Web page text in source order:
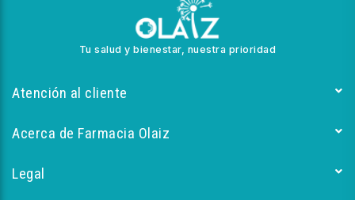
Tu salud y bienestar, nuestra prioridad
Atención al cliente
Acerca de Farmacia Olaiz
Legal